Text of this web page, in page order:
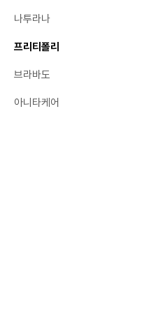
나투라나
프리티폴리
브라바도
아니타케어